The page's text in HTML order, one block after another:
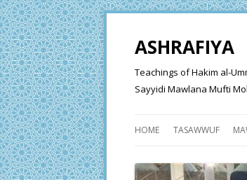
ASHRAFIYA
Teachings of Hakim al-
Sayyidi Mawlana Mufti
HOME TASAWWUF